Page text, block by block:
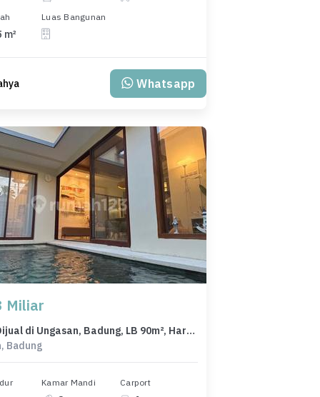
m²
Luas Bangunan
Whatsapp
Miliar
Rumah Dijual di Ungasan, Badung, LB 90m², Harga Terbaik!
Badung
Kamar Mandi Carport